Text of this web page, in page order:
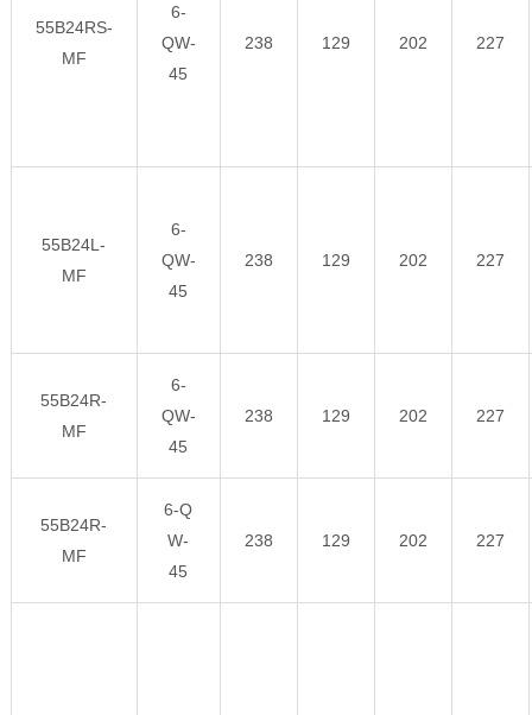
55B24RS-
MF
6-
QW-
45
238 129 202 227
55B24L-
MF
6-
QW-
45
238 129 202 227
55B24R-
MF
6-
QW-
45
238 129 202 227
55B24R-
MF
6-Q
W-
45
238 129 202 227